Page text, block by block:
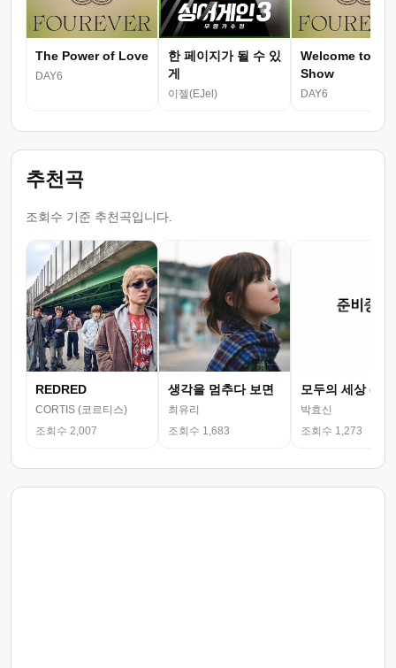
The Power of Love
DAY6
한 페이지가 될 수 있
게
이젤(EJel)
Welcome to the
Show
DAY6
추천곡
조회수 기준 추천곡입니다.
REDRED
CORTIS (코르티스)
조회수 2,007
생각을 멈추다 보면
최유리
조회수 1,683
모두의 세상 (뮤
박효신
조회수 1,273